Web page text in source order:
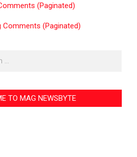
(Paginated)
Comments (Paginated)
TO MAG NEWSBYTE